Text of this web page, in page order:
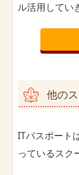
ル活用してい
他の
ITパスポート
っているスク